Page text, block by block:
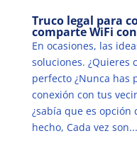
Truco legal para
comparte WiFi
En ocasiones, las
soluciones. ¿Quieres
perfecto ¿Nunca has
conexión con tus
¿sabía que es opción
hecho, Cada vez son...